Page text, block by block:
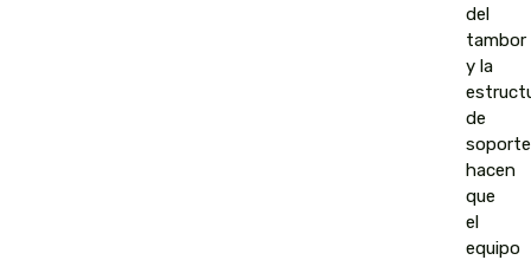
del
tambor
y la
de
soporte
hacen
que
el
equipo